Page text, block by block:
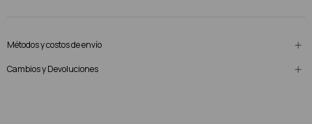
Métodos y costos de envío
Cambios y Devoluciones